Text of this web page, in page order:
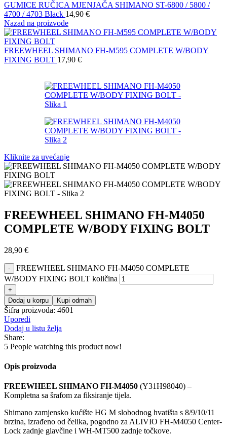
GUMICE RUČICA MJENJAČA SHIMANO ST-6800 / 5800 /
4700 / 4703 Black 14,90 €
Nazad na proizvode
FREEWHEEL SHIMANO FH-M595 COMPLETE W/BODY
FIXING BOLT 17,90 €
Kliknite za uvećanje
FREEWHEEL SHIMANO FH-M4050
COMPLETE W/BODY FIXING BOLT
28,90 €
FREEWHEEL SHIMANO FH-M4050 COMPLETE
W/BODY FIXING BOLT količina
Dodaj u korpu Kupi odmah
Šifra proizvoda: 4601
Uporedi
Dodaj u listu želja
Share:
5 People watching this product now!
Opis proizvoda
FREEWHEEL SHIMANO FH-M4050 (Y31H98040) –
Kompletna sa šrafom za fiksiranje tijela.
Shimano zamjensko kućište HG M slobodnog hvatišta s 8/9/10/11
brzina, izrađeno od čelika, pogodno za ALIVIO FH-M4050 Center-
Lock zadnje glavčine i WH-MT500 zadnje točkove.